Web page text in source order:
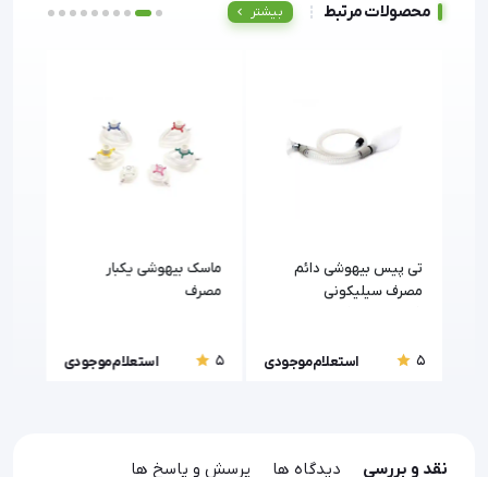
محصولات مرتبط بیشتر
تی پيس بيهوشی دائم
مصرف سيليكونی
5 استعلام موجودی
ماسک بیهوشی یکبار
مصرف
5 استعلام موجودی
نقد و بررسی دیدگاه ها پرسش و پاسخ ها